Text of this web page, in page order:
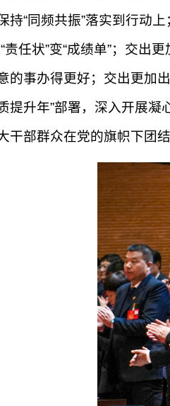
持“同频共振”落实到行动
责任状”变“成绩单”；交出
的事办得更好；交出更加
提升年”部署，深入开展
干部群众在党的旗帜下团